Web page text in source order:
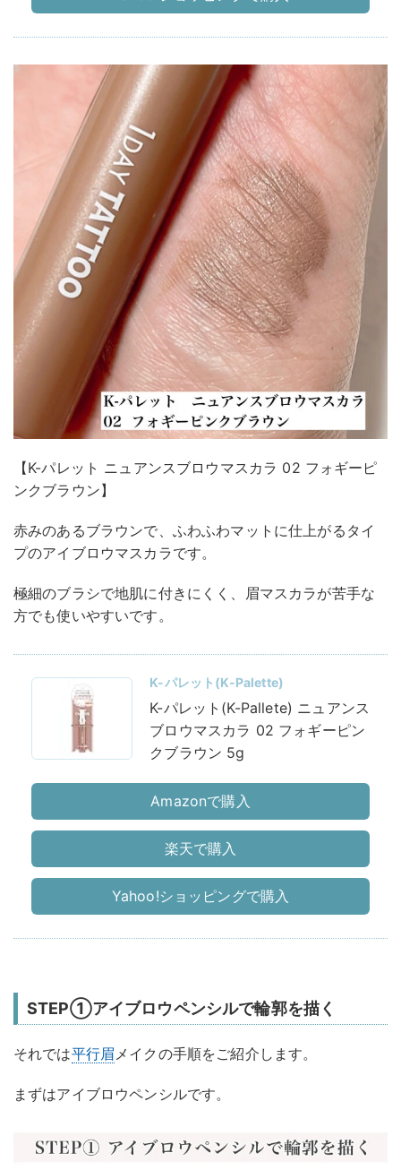
【K-パレット ニュアンスブロウマスカラ 02 フォギーピ
ンクブラウン】
赤みのあるブラウンで、ふわふわマットに仕上がるタイ
プのアイブロウマスカラです。
極細のブラシで地肌に付きにくく、眉マスカラが苦手な
方でも使いやすいです。
K-パレット(K-Palette)
K-パレット(K-Pallete) ニュアンス
ブロウマスカラ 02 フォギーピン
クブラウン 5g
Amazonで購入
楽天で購入
Yahoo!ショッピングで購入
STEP①アイブロウペンシルで輪郭を描く
それでは平行眉メイクの手順をご紹介します。
まずはアイブロウペンシルです。